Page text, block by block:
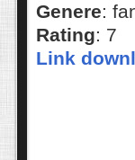
Genere:
Rating: 7
Link